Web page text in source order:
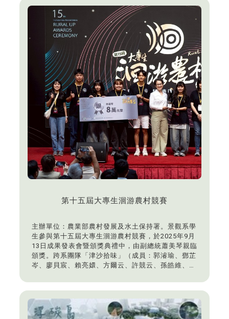
第十五屆大專生洄游農村競賽
主辦單位：農業部農村發展及水土保持署。景觀系學
生參與第十五屆大專生洄游農村競賽，於2025年9月
13日成果發表會暨頒獎典禮中，由副總統蕭美琴親臨
頒獎。跨系團隊「津沙拾味」（成員：郭濬瑜、鄧芷
岑、廖貝宸、賴亮嬛、方爾云、許競云、孫皓維、白
故事獎」及「最佳舞台展現獎」，團隊成員郭濬瑜榮
隊「里山織語」（成員：周晏甄、許燦陽、李宸宇、
簡承澤、張力允、建築學系劉思彤）獲得「最佳職人